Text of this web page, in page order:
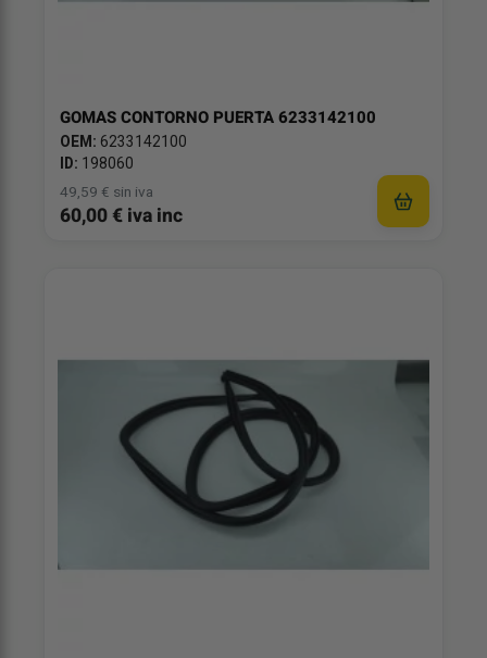
GOMAS CONTORNO PUERTA 6233142100
OEM: 6233142100
ID: 198060
49,59 € sin iva
60,00 € iva inc